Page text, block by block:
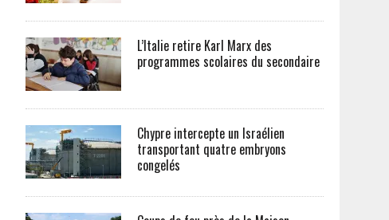
L’Italie retire Karl Marx des
programmes scolaires du secondaire
Chypre intercepte un Israélien
transportant quatre embryons
congelés